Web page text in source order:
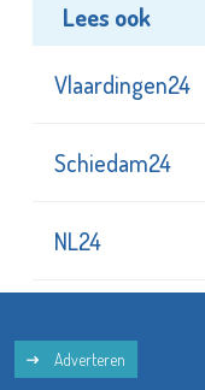
Lees ook
Vlaardingen24
Schiedam24
NL24
Adverteren